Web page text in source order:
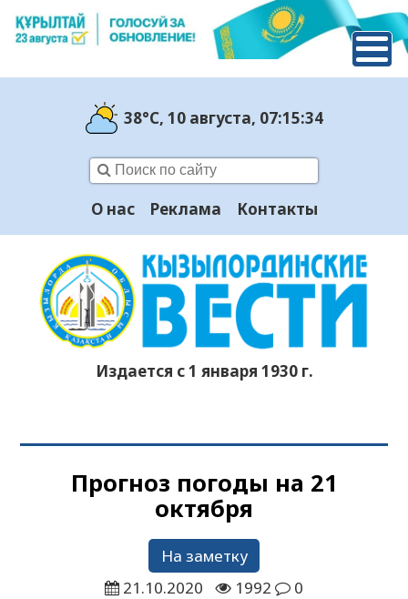
38°C, 10 августа, 07:15:35
О нас Реклама Контакты
Издается с 1 января 1930 г.
Прогноз погоды на 21
октября
На заметку
21.10.2020
1992 0